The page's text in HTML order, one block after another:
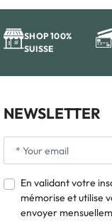
SHOP 100%
SUISSE
NEWSLETTER
En validant votre
mémorise et utilise
envoyer